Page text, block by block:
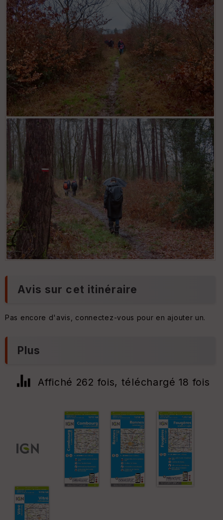
Avis sur cet itinéraire
Pas encore d'avis, connectez-vous pour en ajouter un.
Plus
Affiché 262 fois, téléchargé 18 fois